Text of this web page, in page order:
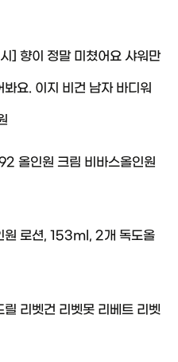
] 향이 정말 미쳤어요 샤워만
요. 이지 비건 남자 바디워
올인원 크림 비바스올인원
원 로션, 153ml, 2개 독도올
리벳건 리벳못 리베트 리벳